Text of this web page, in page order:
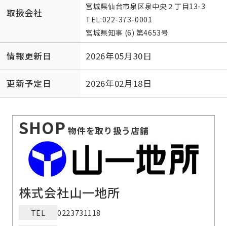
取扱会社
宮城県仙台市泉区泉中央２丁目13-3
TEL:022-373-0001
宮城県知事 (6) 第4653号
情報更新日 2026年05月30日
更新予定日 2026年02月18日
SHOP 物件を取り扱う店舗
株式会社山一地所
TEL
0223731118